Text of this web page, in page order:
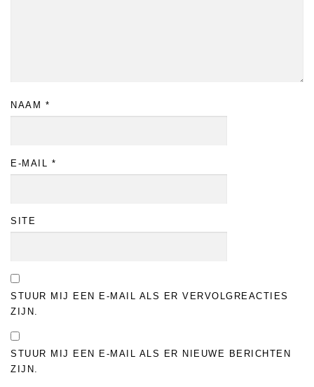
NAAM *
E-MAIL *
SITE
STUUR MIJ EEN E-MAIL ALS ER VERVOLGREACTIES
ZIJN.
STUUR MIJ EEN E-MAIL ALS ER NIEUWE BERICHTEN
ZIJN.